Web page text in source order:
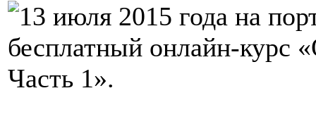
13 июля 2015 года на
бесплатный онлайн-курс
Часть 1».